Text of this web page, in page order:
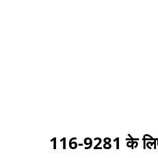
116-9281 के